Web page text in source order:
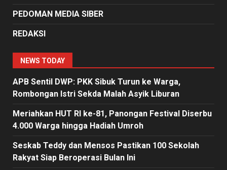
PEDOMAN MEDIA SIBER
REDAKSI
NEWS TODAY
APB Sentil DWP: PKK Sibuk Turun ke Warga,
Rombongan Istri Sekda Malah Asyik Liburan
Meriahkan HUT RI ke-81, Panongan Festival Diserbu
4.000 Warga hingga Hadiah Umroh
Seskab Teddy dan Mensos Pastikan 100 Sekolah
Rakyat Siap Beroperasi Bulan Ini